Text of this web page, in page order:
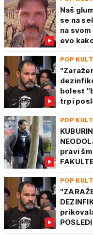
Naš
se na
na
evo
POP
bolest
trpi
POP
pravi
POP